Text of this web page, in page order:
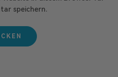
speichern.